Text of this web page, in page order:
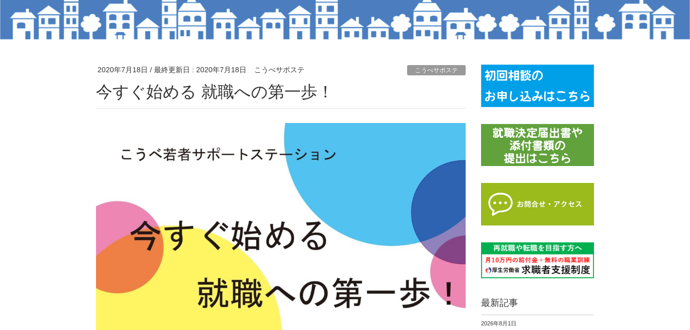
2020年7月18日 / 最終更新日 : 2020年7月18日 こうべサポステ こうべサポステ
今すぐ始める 就職への第一歩！
最新記事
2026年8月1日